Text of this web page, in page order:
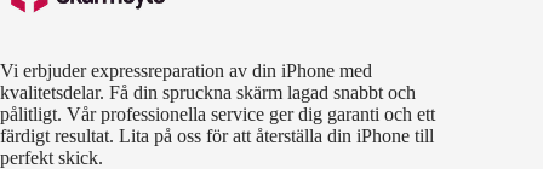
Vi erbjuder expressreparation av din iPhone med
kvalitetsdelar. Få din spruckna skärm lagad snabbt och
pålitligt. Vår professionella service ger dig garanti och ett
färdigt resultat. Lita på oss för att återställa din iPhone till
perfekt skick.